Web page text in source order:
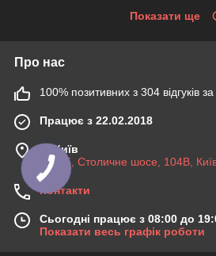
Показати ще
Про нас
100% позитивних з 304 відгуків за
Працює з 22.02.2018
м. Київ
03045, Столичне шосе, 104B,
Контакти
Сьогодні працює з 08:00 до
Показати весь графік роботи